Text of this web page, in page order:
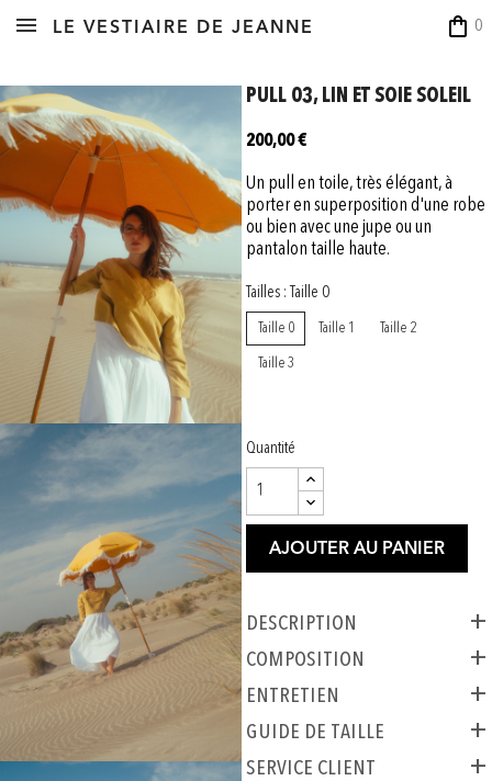
shopping_bag 0
LE VESTIAIRE DE JEANNE
PULL 03, LIN ET SOIE SOLEIL
200,00 €
Un pull en toile, très élégant, à
porter en superposition d'une robe
ou bien avec une jupe ou un
pantalon taille haute.
Tailles : Taille 0
Taille 0 Taille 1 Taille 2
Taille 3
Quantité
AJOUTER AU PANIER
Description
COMPOSITION
ENTRETIEN
GUIDE DE TAILLE
SERVICE CLIENT